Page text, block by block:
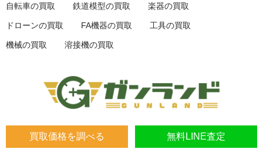
買取価格を調べる 無料LINE査定
自転車の買取 鉄道模型の買取 楽器の買取
ドローンの買取 FA機器の買取 工具の買取
機械の買取 溶接機の買取